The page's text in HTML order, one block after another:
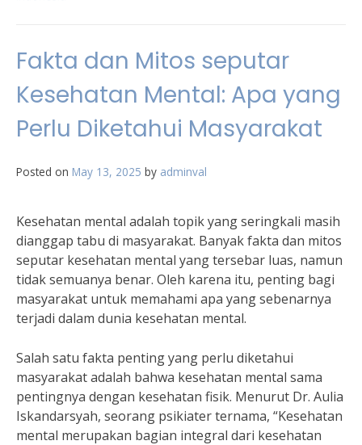
Fakta dan Mitos seputar
Kesehatan Mental: Apa yang
Perlu Diketahui Masyarakat
Posted on May 13, 2025 by adminval
Kesehatan mental adalah topik yang seringkali masih
dianggap tabu di masyarakat. Banyak fakta dan mitos
seputar kesehatan mental yang tersebar luas, namun
tidak semuanya benar. Oleh karena itu, penting bagi
masyarakat untuk memahami apa yang sebenarnya
terjadi dalam dunia kesehatan mental.
Salah satu fakta penting yang perlu diketahui
masyarakat adalah bahwa kesehatan mental sama
pentingnya dengan kesehatan fisik. Menurut Dr. Aulia
Iskandarsyah, seorang psikiater ternama, “Kesehatan
mental merupakan bagian integral dari kesehatan